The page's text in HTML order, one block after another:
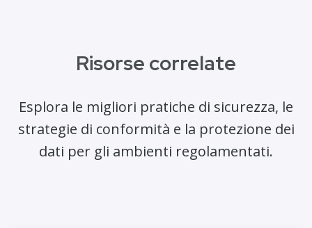
Risorse correlate
Esplora le migliori pratiche di sicurezza, le
strategie di conformità e la protezione dei
dati per gli ambienti regolamentati.